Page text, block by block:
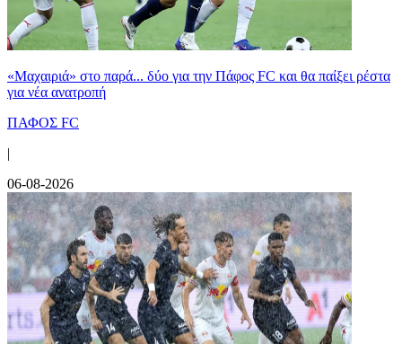
«Μαχαιριά» στο παρά... δύο για την Πάφος FC και θα παίξει ρέστα
για νέα ανατροπή
ΠΑΦΟΣ FC
|
06-08-2026